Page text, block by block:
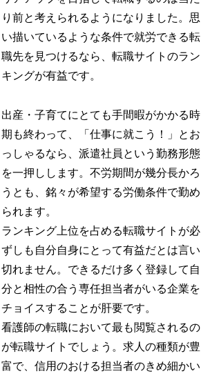
り前と考えられるようになりました。思
い描いているような条件で就労できる転
職先を見つけるなら、転職サイトのラン
キングが有益です。
出産・子育てにとても手間暇がかかる時
期も終わって、「仕事に就こう！」とお
っしゃるなら、派遣社員という勤務形態
を一押しします。不労期間が幾分長かろ
うとも、銘々が希望する労働条件で勤め
られます。
ランキング上位を占める転職サイトが必
ずしも自分自身にとって有益だとは言い
切れません。できるだけ多く登録して自
分と相性の合う専任担当者がいる企業を
チョイスすることが肝要です。
看護師の転職において最も閲覧されるの
が転職サイトでしょう。求人の種類が豊
富で、信用のおける担当者のきめ細かい